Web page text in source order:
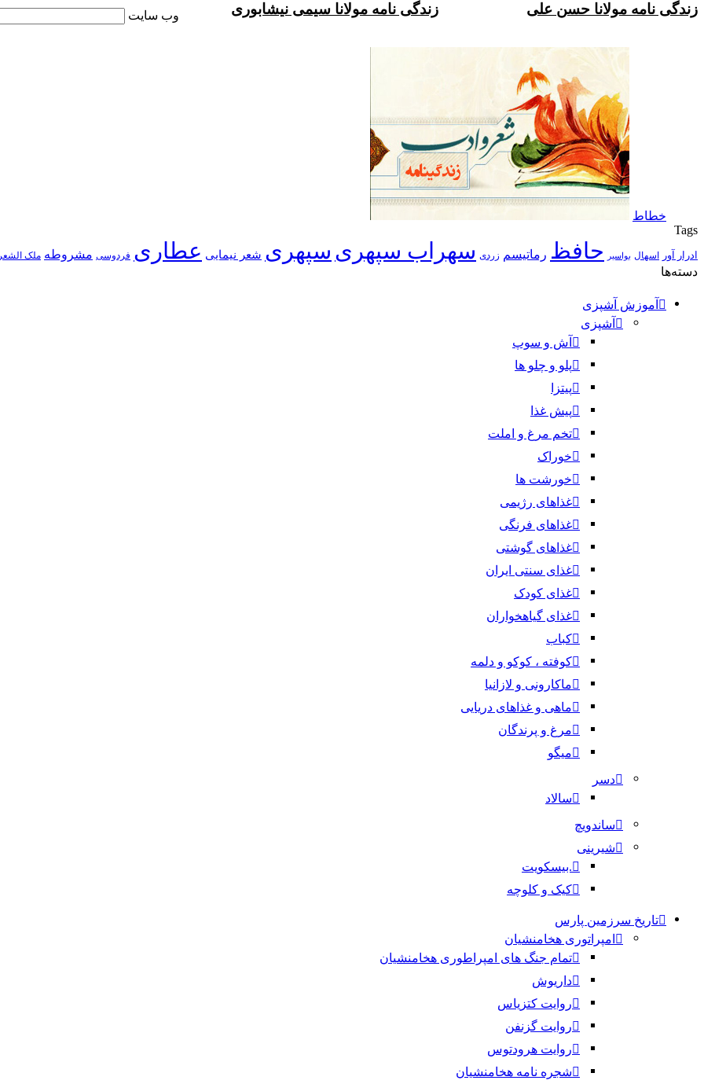
زندگی نامه مولانا حسن علی زندگی نامه مولانا سیمی نیشابوری وب‌ سایت
خطاط
Tags
ادرار آور اسهال بواسیر حافظ رماتیسم زردی سهراب سپهری سپهری شعر نیمایی عطاری فردوسی مشروطه ملک
دسته‌ها
آموزش آشپزی
آشپزی
آش و سوپ
پلو و چلو ها
پیتزا
پیش غذا
تخم مرغ و املت
خوراک
خورشت ها
غذاهای رژیمی
غذاهای فرنگی
غذاهای گوشتی
غذای سنتی ایران
غذای کودک
غذای گیاهخواران
کباب
کوفته ، کوکو و دلمه
ماکارونی و لازانیا
ماهی و غذاهای دریایی
مرغ و پرندگان
میگو
دسر
سالاد
ساندویچ
شیرینی
.بیسکویت
کیک و کلوچه
تاریخ سرزمین پارس
امپراتوری هخامنشیان
تمام جنگ های امپراطوری هخامنشیان
داریوش
روایت کتزیاس
روایت گزنفن
روایت هرودتوس
شجره نامه هخامنشیان